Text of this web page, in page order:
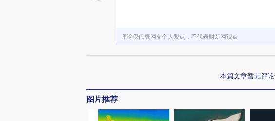
评论仅代表网友个人观点，不代表财新网观点
本篇文章暂无评论
图片推荐